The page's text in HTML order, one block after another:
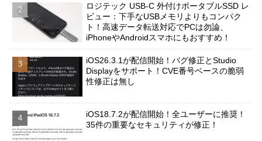
ロジテック USB-C 外付けポータブルSSD レ
ビュー：下手なUSBメモリよりもコンパク
ト！高速データ転送対応でPCは勿論、
iPhoneやAndroidスマホにもおすすめ！
iOS26.3.1が配信開始！バグ修正とStudio
Displayをサポート！CVE番号ベースの脆弱
性修正は無し
iOS18.7.2が配信開始！全ユーザーに推奨！
35件の重要なセキュリティが修正！